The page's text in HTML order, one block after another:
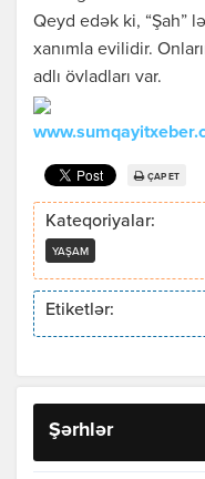
Qeyd edək ki, “Şah”
xanımla evilidir.
adlı övladları var.
ÇAP ET
Kateqoriyalar:
YAŞAM
Etiketlər:
Şərhlər